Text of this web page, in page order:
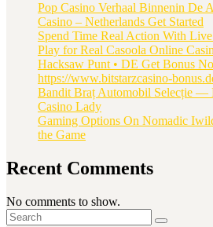
Pop Casino Verhaal Binnenin De
Casino – Netherlands Get Started
Spend Time Real Action With
Play for Real Casoola Online
Hacksaw Punt • DE Get Bonus
https://www.bitstarzcasino-
Bandit Braț Automobil Selecție —
Casino Lady
Gaming Options On Nomadic
the Game
Recent Comments
No comments to show.